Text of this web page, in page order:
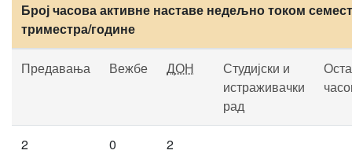
Број часова активне наставе недељно током
триместра/године
Предавања Вежбе ДОН
Студијски и
истраживачки
рад
2 0 2